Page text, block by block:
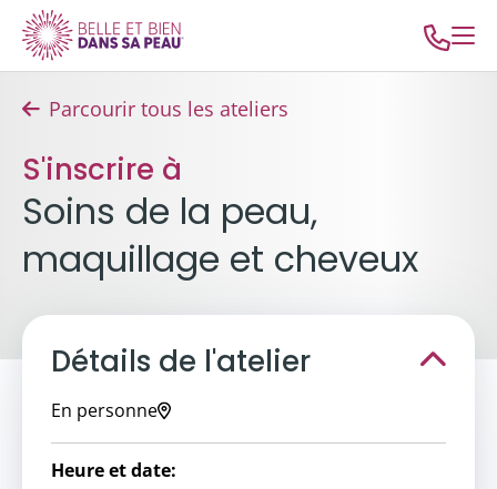
Parcourir tous les ateliers
S'inscrire à
Soins de la peau,
maquillage et cheveux
Détails de l'atelier
En personne
Heure et date: